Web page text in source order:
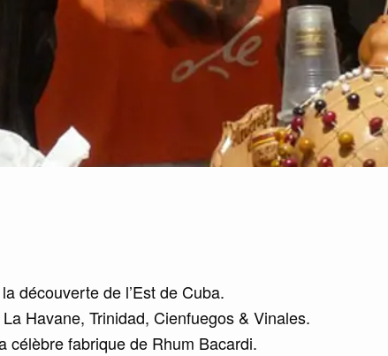
découverte de l’Est de Cuba.
Havane, Trinidad, Cienfuegos & Vinales.
célèbre fabrique de Rhum Bacardi.